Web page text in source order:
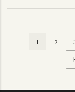
Oldalszámozás
Jelenlegi
1 Page
2